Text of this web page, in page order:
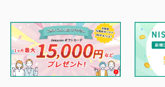
を目的として、各動画コンテン
投稿ができます。利用者は以下
閲覧および投稿を行うものとし
他の利用者が動画を視聴される
待ちしております。